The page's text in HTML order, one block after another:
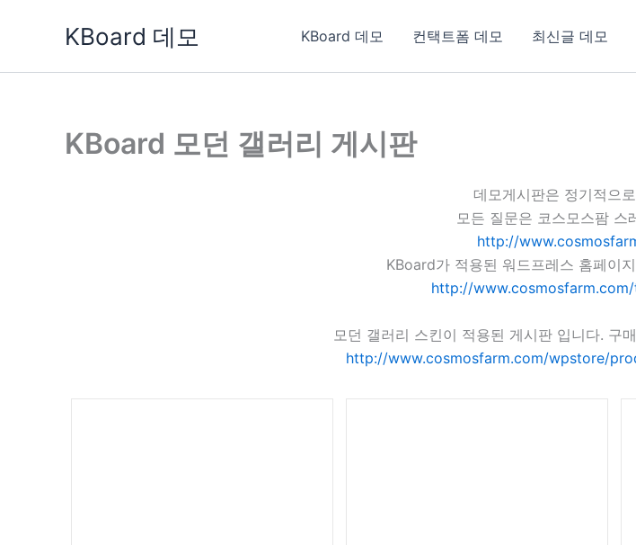
KBoard 데모 KBoard 데모 컨택트폼 데모 최신글 데모
KBoard 모던 갤러리 게시판
데모게시판은 정기적으
모든 질문은 코스모스팜 스
http://
KBoard가 적용된 워드프레스 홈페이
http://
모던 갤러리 스킨이 적용된 게시판 입니다. 구
http://www.cosmosfarm.com/wpstore/